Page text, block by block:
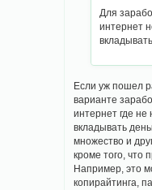
Для
интернет
Если уж пошел
варианте
интернет где не
вкладывать
множество и
кроме того, что
Например, это
копирайтинга,